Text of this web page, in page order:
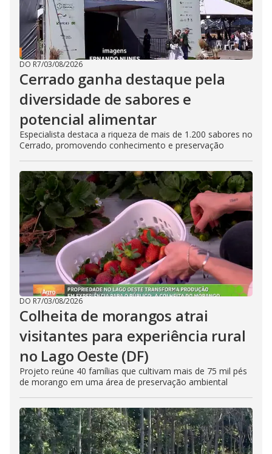
DO R7/03/08/2026
Cerrado ganha destaque pela
diversidade de sabores e
potencial alimentar
Especialista destaca a riqueza de mais de 1.200 sabores no
Cerrado, promovendo conhecimento e preservação
DO R7/03/08/2026
Colheita de morangos atrai
visitantes para experiência rural
no Lago Oeste (DF)
Projeto reúne 40 famílias que cultivam mais de 75 mil pés
de morango em uma área de preservação ambiental